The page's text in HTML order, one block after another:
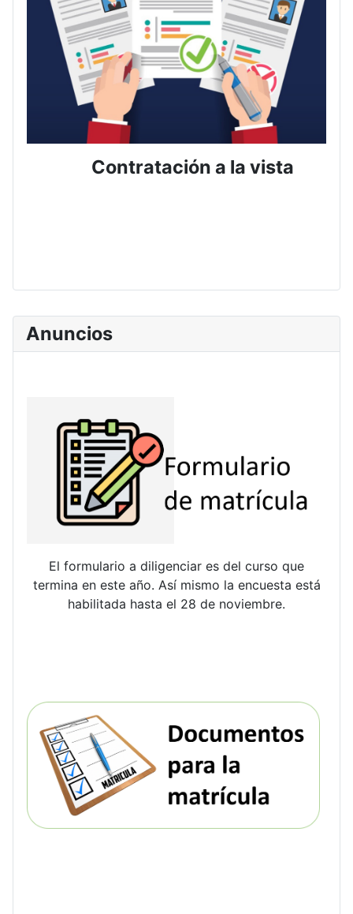
Anuncios
El formulario a diligenciar es del curso que
termina en este año. Así mismo la encuesta está
habilitada hasta el 28 de noviembre.
Contratación a la vista